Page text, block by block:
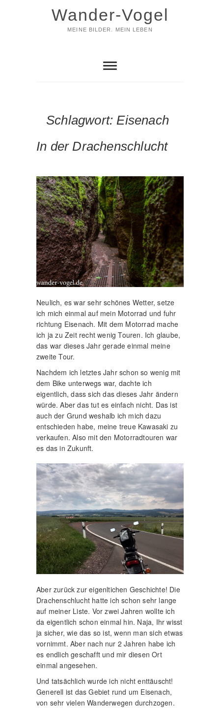
Wander-Vogel
MEINE BILDER. MEIN LEBEN
Schlagwort: Eisenach
In der Drachenschlucht
Neulich, es war sehr schönes Wetter, setze
ich mich einmal auf mein Motorrad und fuhr
richtung Eisenach. Mit dem Motorrad mache
ich ja zu Zeit recht wenig Touren. Ich glaube,
das war dieses Jahr gerade einmal meine
zweite Tour.
Nachdem ich letztes Jahr schon so wenig mit
dem Bike unterwegs war, dachte ich
eigentlich, dass sich das dieses Jahr ändern
würde. Aber das tut es einfach nicht. Das ist
auch der Grund weshalb ich mich dazu
entschieden habe, meine treue Kawasaki zu
verkaufen. Also mit den Motorradtouren war
es das in Zukunft.
Aber zurück zur eigenltichen Geschichte! Die
Drachenschlucht hatte ich schon sehr lange
auf meiner Liste. Vor zwei Jahren wollte ich
da eigentlich schon einmal hin. Naja, Ihr wisst
ja sicher, wie das so ist, wenn man sich etwas
vornimmt. Aber nach nur 2 Jahren habe ich
es endlich geschafft und mir diesen Ort
einmal angesehen.
Und tatsächlich wurde ich nicht enttäuscht!
Generell ist das Gebiet rund um Eisenach,
von sehr vielen Wanderwegen durchzogen.